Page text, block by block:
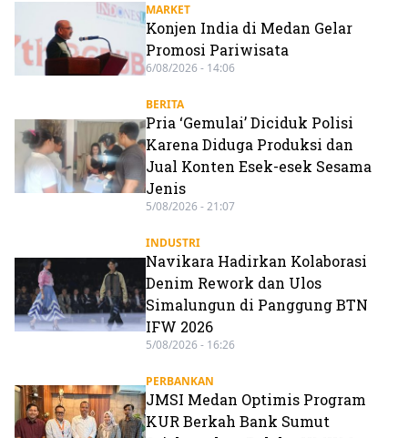
MARKET
Konjen India di Medan Gelar
Promosi Pariwisata
6/08/2026 - 14:06
BERITA
Pria ‘Gemulai’ Diciduk Polisi
Karena Diduga Produksi dan
Jual Konten Esek-esek Sesama
Jenis
5/08/2026 - 21:07
INDUSTRI
Navikara Hadirkan Kolaborasi
Denim Rework dan Ulos
Simalungun di Panggung BTN
IFW 2026
5/08/2026 - 16:26
PERBANKAN
JMSI Medan Optimis Program
KUR Berkah Bank Sumut